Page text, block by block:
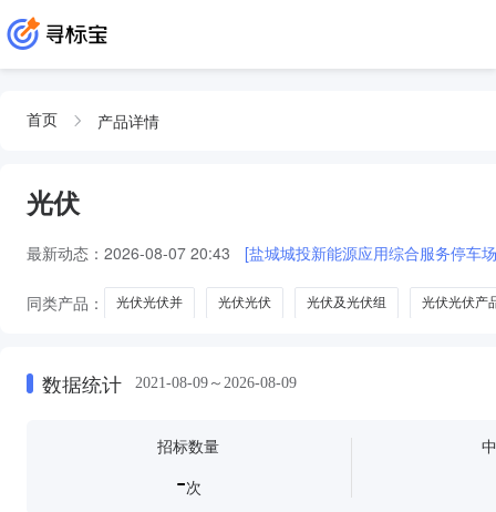
首页 产品详情
光伏
最新动态： 2026-08-07 20:43 [盐城城投新能源应用综合服务停车
同类产品： 光伏光伏并 光伏光伏 光伏及光伏组 光伏光伏产
数据统计 2021-08-09～2026-08-09
招标数量
-次